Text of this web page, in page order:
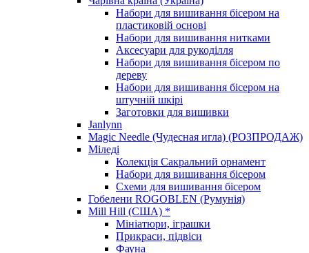
Набори для вишивання бісером на
пластиковій основі
Набори для вишивання нитками
Аксесуари для рукоділля
Набори для вишивання бісером по
дереву
Набори для вишивання бісером на
штучній шкірі
Заготовки для вишивки
Janlynn
Magic Needle (Чудесная игла) (РОЗПРОДАЖ)
Міледі
Колекція Сакральний орнамент
Набори для вишивання бісером
Схеми для вишивання бісером
Гобелени ROGOBLEN (Румунія)
Mill Hill (США) *
Мініатюри, іграшки
Прикраси, підвіси
Фауна